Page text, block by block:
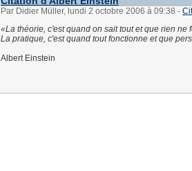
Par Didier Müller, lundi 2 octobre 2006 à 09:38 -
La théorie, c'est quand on sait tout et que rien ne
La pratique, c'est quand tout fonctionne et que
Albert Einstein